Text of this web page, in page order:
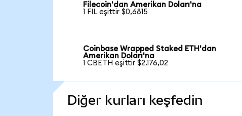
Filecoin'dan Amerikan Doları'na
1 FIL eşittir $0,6815
Coinbase Wrapped Staked ETH'dan
Amerikan Doları'na
1 CBETH eşittir $2.176,02
Diğer kurları keşfedin